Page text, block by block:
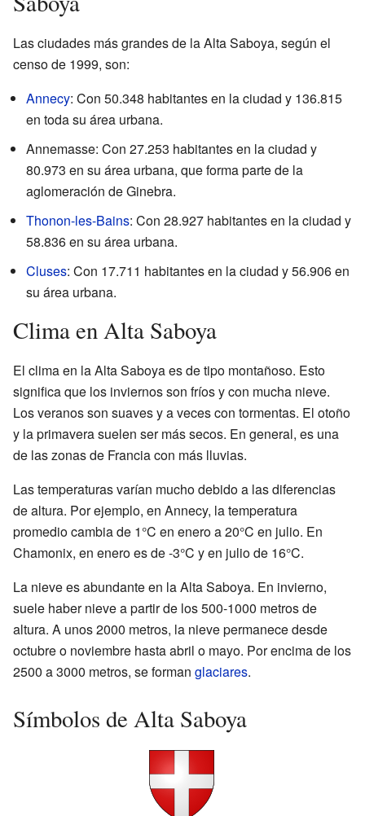
Las ciudades más grandes de la Alta Saboya, según el
censo de 1999, son:
Annecy: Con 50.348 habitantes en la ciudad y 136.815
en toda su área urbana.
Annemasse: Con 27.253 habitantes en la ciudad y
80.973 en su área urbana, que forma parte de la
aglomeración de Ginebra.
Thonon-les-Bains: Con 28.927 habitantes en la ciudad y
58.836 en su área urbana.
Cluses: Con 17.711 habitantes en la ciudad y 56.906 en
su área urbana.
Clima en Alta Saboya
El clima en la Alta Saboya es de tipo montañoso. Esto
significa que los inviernos son fríos y con mucha nieve.
Los veranos son suaves y a veces con tormentas. El otoño
y la primavera suelen ser más secos. En general, es una
de las zonas de Francia con más lluvias.
Las temperaturas varían mucho debido a las diferencias
de altura. Por ejemplo, en Annecy, la temperatura
promedio cambia de 1°C en enero a 20°C en julio. En
Chamonix, en enero es de -3°C y en julio de 16°C.
La nieve es abundante en la Alta Saboya. En invierno,
suele haber nieve a partir de los 500-1000 metros de
altura. A unos 2000 metros, la nieve permanece desde
octubre o noviembre hasta abril o mayo. Por encima de los
2500 a 3000 metros, se forman glaciares.
Símbolos de Alta Saboya